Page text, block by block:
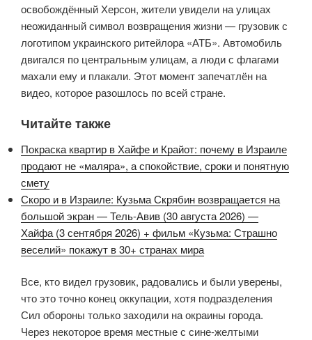
освобождённый Херсон, жители увидели на улицах
неожиданный символ возвращения жизни — грузовик с
логотипом украинского ритейлора «АТБ». Автомобиль
двигался по центральным улицам, а люди с флагами
махали ему и плакали. Этот момент запечатлён на
видео, которое разошлось по всей стране.
Читайте также
Покраска квартир в Хайфе и Крайот: почему в Израиле
продают не «маляра», а спокойствие, сроки и понятную
смету
Скоро и в Израиле: Кузьма Скрябин возвращается на
большой экран — Тель-Авив (30 августа 2026) —
Хайфа (3 сентября 2026) + фильм «Кузьма: Страшно
веселий» покажут в 30+ странах мира
Все, кто видел грузовик, радовались и были уверены,
что это точно конец оккупации, хотя подразделения
Сил обороны только заходили на окраины города.
Через некоторое время местные с сине-желтыми